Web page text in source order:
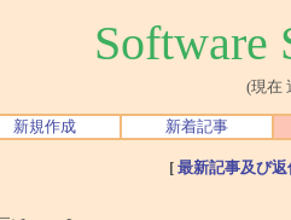
Software
(現在
新規作成 新着記事
[ 最新記事及び